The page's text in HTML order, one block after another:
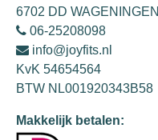
6702 DD WAGENINGEN
06-25208098
info@joyfits.nl
KvK 54654564
BTW NL001920343B58
Makkelijk betalen: